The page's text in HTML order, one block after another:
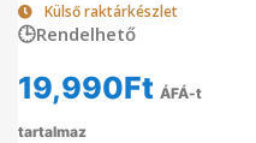
Külső raktárkészlet
🕒Rendelhető
19,990Ft ÁFÁ-t
tartalmaz